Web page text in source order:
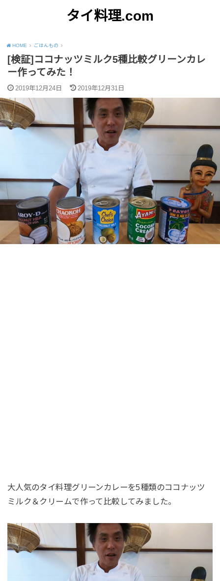
タイ料理.com
HOME ごはんもの
[検証]ココナッツミルク5種比較グリーンカレ
ー作ってみた！
2019年12月24日 2019年12月31日
大人気のタイ料理グリーンカレーを5種類のココナッツ
ミルク＆クリームで作って比較してみました。